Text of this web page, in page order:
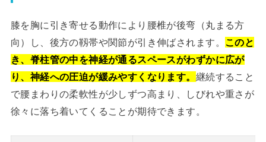
膝を胸に引き寄せる動作により腰椎が後弯（丸まる方
向）し、後方の靱帯や関節が引き伸ばされます。 このと
き、脊柱管の中を神経が通るスペースがわずかに広が
り、神経への圧迫が緩みやすくなります。 継続すること
で腰まわりの柔軟性が少しずつ高まり、しびれや重さが
徐々に落ち着いてくることが期待できます。